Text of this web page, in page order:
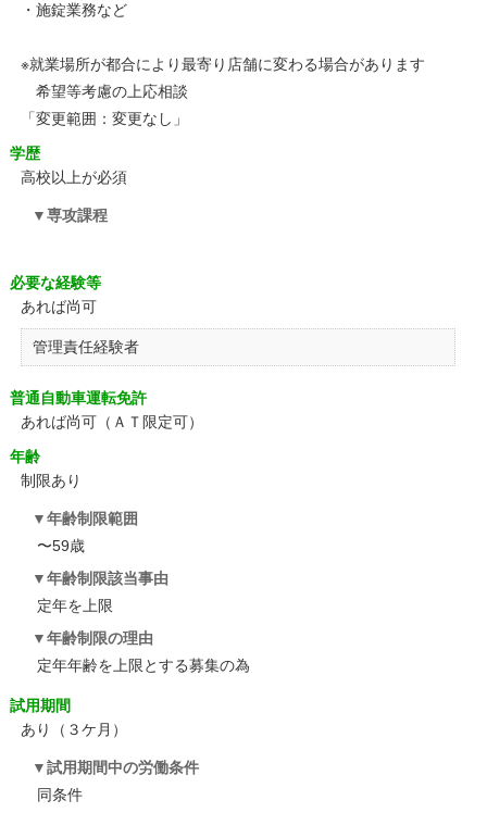
・施錠業務など
※就業場所が都合により最寄り店舗に変わる場合があります
希望等考慮の上応相談
「変更範囲：変更なし」
学歴
高校以上が必須
専攻課程
必要な経験等
あれば尚可
管理責任経験者
普通自動車運転免許
あれば尚可（ＡＴ限定可）
年齢
制限あり
年齢制限範囲
〜59歳
年齢制限該当事由
定年を上限
年齢制限の理由
定年年齢を上限とする募集の為
試用期間
あり（３ケ月）
試用期間中の労働条件
同条件